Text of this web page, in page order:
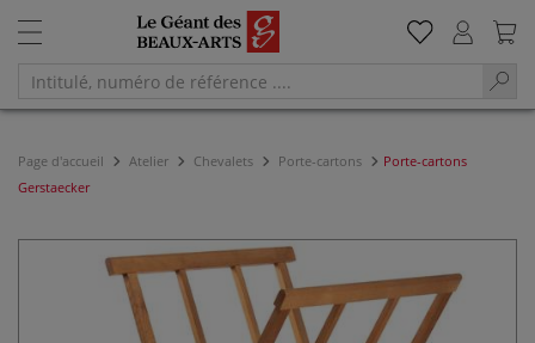
Page d'accueil Atelier Chevalets Porte-cartons
Porte-cartons
Gerstaecker